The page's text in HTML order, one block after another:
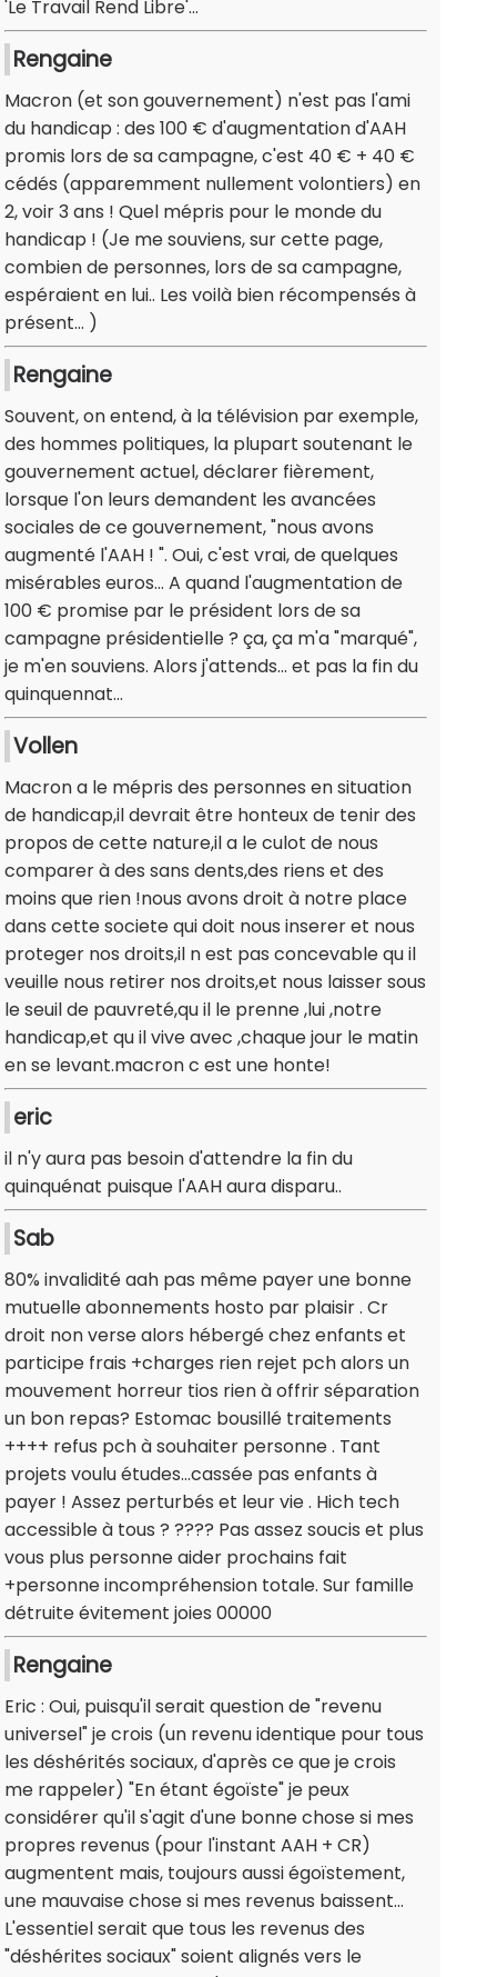
'Le Travail Rend Libre'...
Rengaine
Macron (et son gouvernement) n'est pas l'ami
du handicap : des 100 € d'augmentation d'AAH
promis lors de sa campagne, c'est 40 € + 40 €
cédés (apparemment nullement volontiers) en
2, voir 3 ans ! Quel mépris pour le monde du
handicap ! (Je me souviens, sur cette page,
combien de personnes, lors de sa campagne,
espéraient en lui.. Les voilà bien récompensés à
présent... )
Rengaine
Souvent, on entend, à la télévision par exemple,
des hommes politiques, la plupart soutenant le
gouvernement actuel, déclarer fièrement,
lorsque l'on leurs demandent les avancées
sociales de ce gouvernement, "nous avons
augmenté l'AAH ! ". Oui, c'est vrai, de quelques
misérables euros... A quand l'augmentation de
100 € promise par le président lors de sa
campagne présidentielle ? ça, ça m'a "marqué",
je m'en souviens. Alors j'attends... et pas la fin du
quinquennat...
Vollen
Macron a le mépris des personnes en situation
de handicap,il devrait être honteux de tenir des
propos de cette nature,il a le culot de nous
comparer à des sans dents,des riens et des
moins que rien !nous avons droit à notre place
dans cette societe qui doit nous inserer et nous
proteger nos droits,il n est pas concevable qu il
veuille nous retirer nos droits,et nous laisser sous
le seuil de pauvreté,qu il le prenne ,lui ,notre
handicap,et qu il vive avec ,chaque jour le matin
en se levant.macron c est une honte!
eric
il n'y aura pas besoin d'attendre la fin du
quinquénat puisque l'AAH aura disparu..
Sab
80% invalidité aah pas même payer une bonne
mutuelle abonnements hosto par plaisir . Cr
droit non verse alors hébergé chez enfants et
participe frais +charges rien rejet pch alors un
mouvement horreur tios rien à offrir séparation
un bon repas? Estomac bousillé traitements
++++ refus pch à souhaiter personne . Tant
projets voulu études...cassée pas enfants à
payer ! Assez perturbés et leur vie . Hich tech
accessible à tous ? ???? Pas assez soucis et plus
vous plus personne aider prochains fait
+personne incompréhension totale. Sur famille
détruite évitement joies 00000
Rengaine
Eric : Oui, puisqu'il serait question de "revenu
universel" je crois (un revenu identique pour tous
les déshérités sociaux, d'après ce que je crois
me rappeler) "En étant égoïste" je peux
considérer qu'il s'agit d'une bonne chose si mes
propres revenus (pour l'instant AAH + CR)
augmentent mais, toujours aussi égoïstement,
une mauvaise chose si mes revenus baissent...
L'essentiel serait que tous les revenus des
"déshérites sociaux" soient alignés vers le